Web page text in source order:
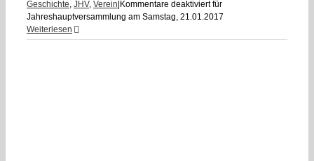
Geschichte, JHV, Verein Kommentare deaktiviertfür
Jahreshauptversammlung am Samstag, 21.01.2017
Weiterlesen